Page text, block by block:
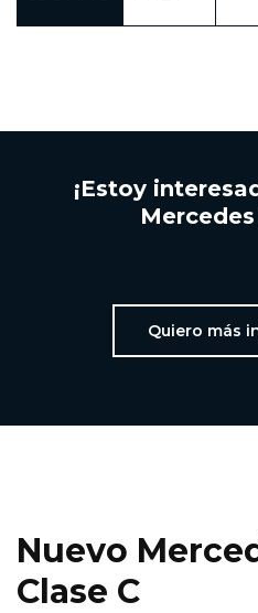
¡Estoy
Quiero más
Nuevo
Clase C